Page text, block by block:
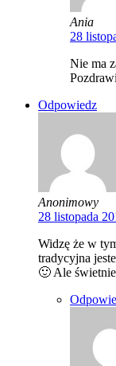
Ania
28
Nie ma
Odpowiedz
Anonimowy
28 listopada
Widzę że w
tradycyjna
🙂 Ale